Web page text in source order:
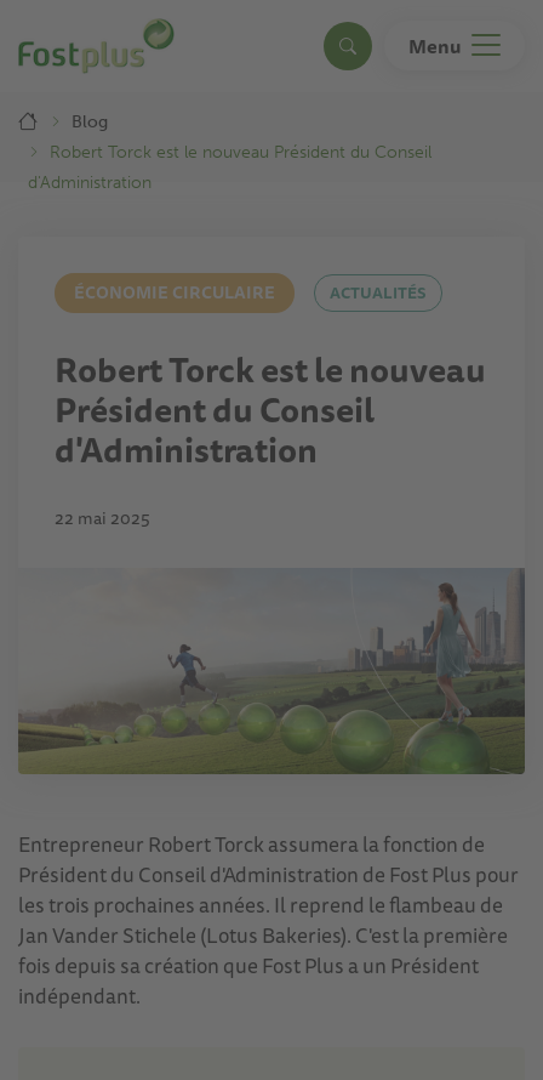
au
contenu
Search Menu
Breadcrumb
Blog
Robert Torck est le nouveau Président du Conseil
d'Administration
ÉCONOMIE CIRCULAIRE ACTUALITÉS
Robert Torck est le nouveau
Président du Conseil
d'Administration
22 mai 2025
Entrepreneur Robert Torck assumera la fonction de
Président du Conseil d'Administration de Fost Plus pour
les trois prochaines années. Il reprend le flambeau de
Jan Vander Stichele (Lotus Bakeries). C'est la première
fois depuis sa création que Fost Plus a un Président
indépendant.